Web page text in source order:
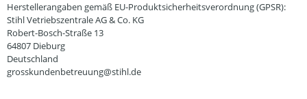
Herstellerangaben gemäß EU-Produktsicherheitsverordnung (GPSR):
Stihl Vetriebszentrale AG & Co. KG
Robert-Bosch-Straße 13
64807 Dieburg
Deutschland
grosskundenbetreuung@stihl.de